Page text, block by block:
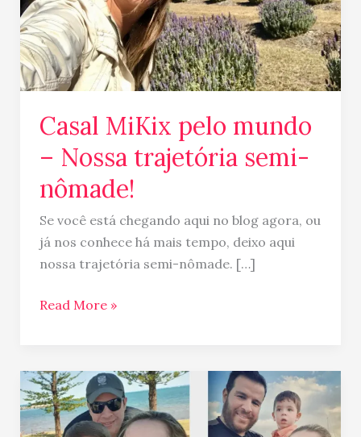
Casal MiKix pelo mundo
– Nossa trajetória semi-
nômade!
Se você está chegando aqui no blog agora, ou
já nos conhece há mais tempo, deixo aqui
nossa trajetória semi-nômade. […]
semi-
nômade!
Read More »
Primeiro
ano
na